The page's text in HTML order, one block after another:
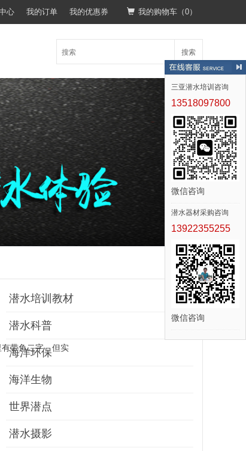
心 我的订单 我的优惠券 我的购物车（0）
搜索
带鱼二字，但实
潜水培训教材
潜水科普
海洋环保
海洋生物
世界潜点
潜水摄影
三亚潜水培训咨询
13518097800
微信咨询
潜水器材采购咨询
13922355255
微信咨询